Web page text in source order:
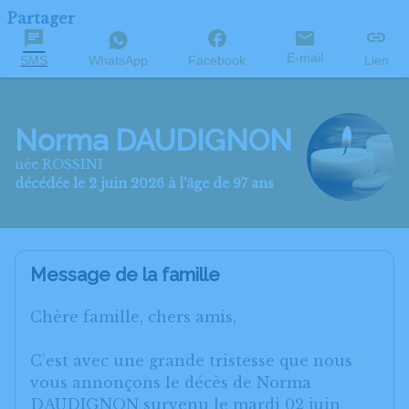
Partager
SMS WhatsApp Facebook E-mail Lien
Norma DAUDIGNON
née ROSSINI
décédée le 2 juin 2026 à l'âge de 97 ans
Message de la famille
Chère famille, chers amis,
C’est avec une grande tristesse que nous
vous annonçons le décès de Norma
DAUDIGNON survenu le mardi 02 juin